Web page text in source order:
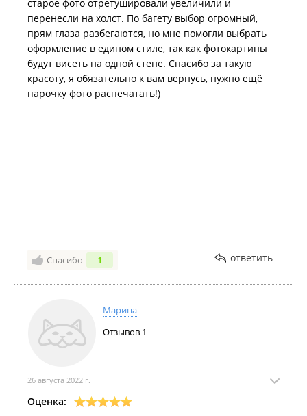
старое фото отретушировали увеличили и
перенесли на холст. По багету выбор огромный,
прям глаза разбегаются, но мне помогли выбрать
оформление в едином стиле, так как фотокартины
будут висеть на одной стене. Спасибо за такую
красоту, я обязательно к вам вернусь, нужно ещё
парочку фото распечатать!)
Спасибо 1 ответить
Марина
Отзывов 1
26 августа 2022 г.
Оценка: